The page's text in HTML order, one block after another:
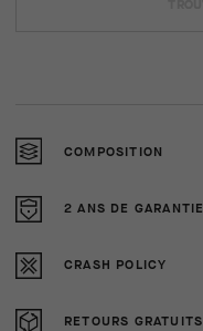
COMPOSITION
2 ANS DE GARANTIE
CRASH POLICY
RETOURS GRATUITS